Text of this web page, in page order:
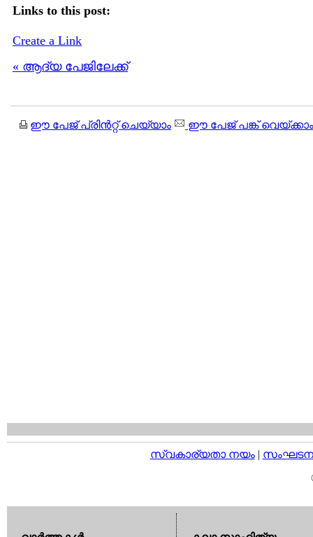
Links to this post:
Create a Link
« ആദ്യ പേജിലേക്ക്
ഈ പേജ് പ്രിന്‍റ്റ് ചെയ്യാം ഈ പേജ് പങ്ക് വെയ്ക്കാം
സ്വകാര്യതാ നയം|